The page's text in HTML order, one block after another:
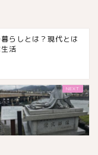
らしとは？現代とは
活